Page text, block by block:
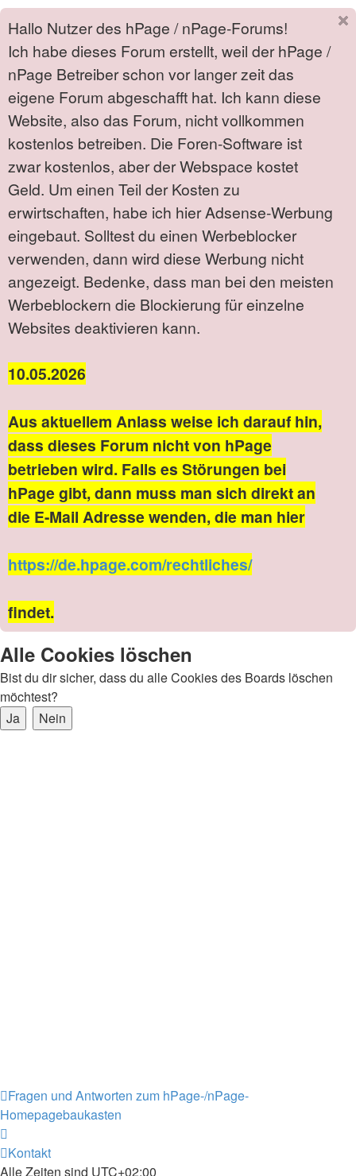
Hallo Nutzer des hPage / nPage-Forums!
Ich habe dieses Forum erstellt, weil der hPage /
nPage Betreiber schon vor langer zeit das
eigene Forum abgeschafft hat. Ich kann diese
Website, also das Forum, nicht vollkommen
kostenlos betreiben. Die Foren-Software ist
zwar kostenlos, aber der Webspace kostet
Geld. Um einen Teil der Kosten zu
erwirtschaften, habe ich hier Adsense-Werbung
eingebaut. Solltest du einen Werbeblocker
verwenden, dann wird diese Werbung nicht
angezeigt. Bedenke, dass man bei den meisten
Werbeblockern die Blockierung für einzelne
Websites deaktivieren kann.
10.05.2026
Aus aktuellem Anlass weise ich darauf hin,
dass dieses Forum nicht von hPage
betrieben wird. Falls es Störungen bei
hPage gibt, dann muss man sich direkt an
die E-Mail Adresse wenden, die man hier
https://de.hpage.com/rechtliches/
findet.
Alle Cookies löschen
Bist du dir sicher, dass du alle Cookies des Boards löschen
möchtest?
Fragen und Antworten zum hPage-/nPage-
Homepagebaukasten
Kontakt
Alle Zeiten sind UTC+02:00